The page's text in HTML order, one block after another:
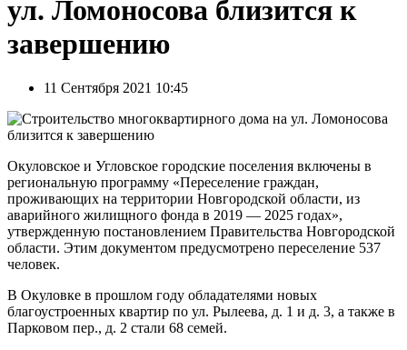
ул. Ломоносова близится к
завершению
11 Сентября 2021 10:45
Окуловское и Угловское городские поселения включены в
региональную программу «Переселение граждан,
проживающих на территории Новгородской области, из
аварийного жилищного фонда в 2019 — 2025 годах»,
утвержденную постановлением Правительства Новгородской
области. Этим документом предусмотрено переселение 537
человек.
В Окуловке в прошлом году обладателями новых
благоустроенных квартир по ул. Рылеева, д. 1 и д. 3, а также в
Парковом пер., д. 2 стали 68 семей.